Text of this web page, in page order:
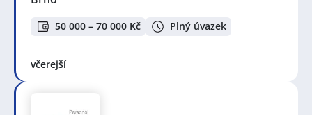
50 000 – 70 000 Kč Plný úvazek
včerejší